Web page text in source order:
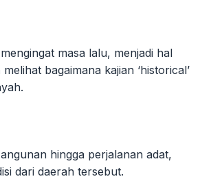
masa lalu, menjadi hal
bagaimana kajian ‘historical’
hingga perjalanan adat,
dari daerah tersebut.